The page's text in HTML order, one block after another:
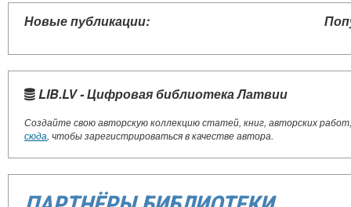
Новые публикации:
LIB.LV - Цифровая библиотека Латвии
Создайте свою авторскую коллекцию статей, книг, авторских
сюда, чтобы зарегистрироваться в качестве автора.